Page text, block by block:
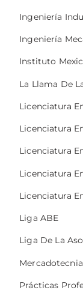
Ingeniería
Ingeniería
Instituto
La Llama De
Licenciatura
Licenciatura
Licenciatura
Licenciatura
Licenciatura
Liga ABE
Liga De La
Mercadotecnia
Prácticas